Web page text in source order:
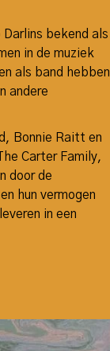
bekend als
in de muziek
als band hebben
andere
Bonnie Raitt en
Carter Family,
door de
hun vermogen
in een